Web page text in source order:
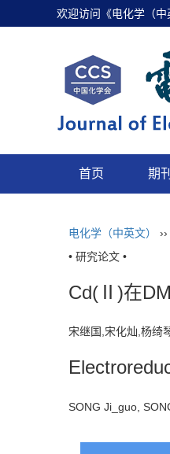
欢迎访问《电化学（
首页 期
电化学（中英文） ››
• 研究论文 •
Cd(Ⅱ)在
宋继国,宋化灿,杨
SONG Ji_guo,